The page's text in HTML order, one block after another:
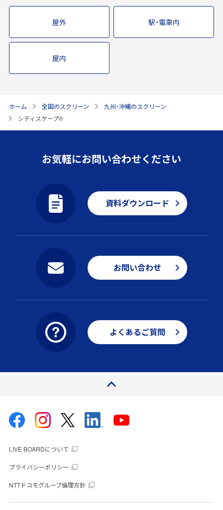
屋外 駅・電車内
屋内
ホーム 全国のスクリーン
九州・沖縄のスクリーン
シティスケープ®
お気軽にお問い合わせください
資料ダウンロード
お問い合わせ
よくあるご質問
LIVE BOARDについて
プライバシーポリシー
NTTドコモグループ倫理方針